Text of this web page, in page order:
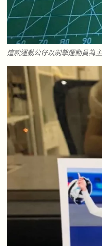
這款運動公仔以劍擊運動員為